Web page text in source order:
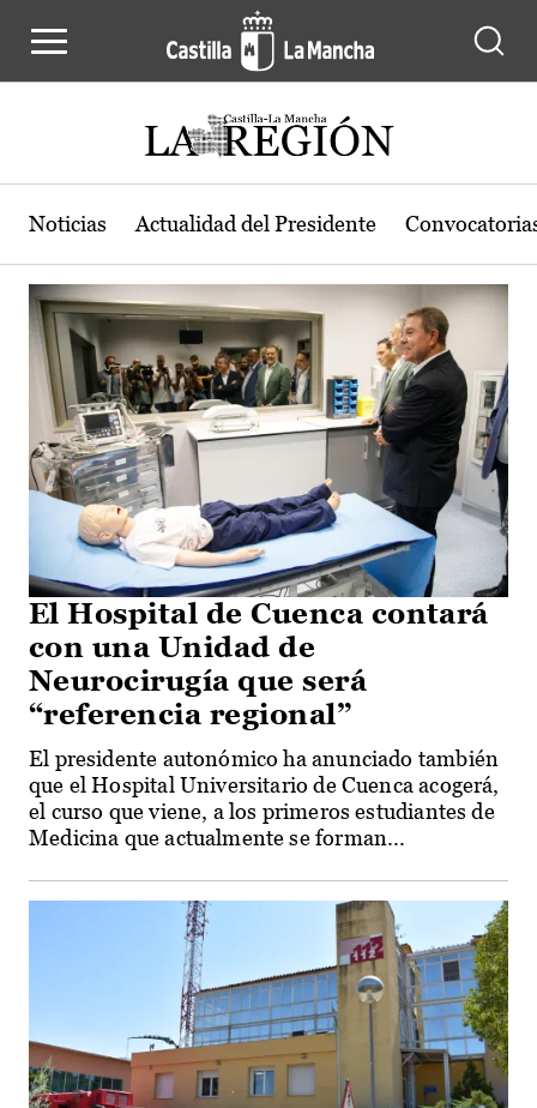
Actualidad de la región de Castilla-
Noticias Actualidad del Presidente
El Hospital de Cuenca contará
con una Unidad de
Neurocirugía que será
“referencia regional”
El presidente autonómico ha anunciado también
que el Hospital Universitario de Cuenca acogerá,
el curso que viene, a los primeros estudiantes de
Medicina que actualmente se forman...